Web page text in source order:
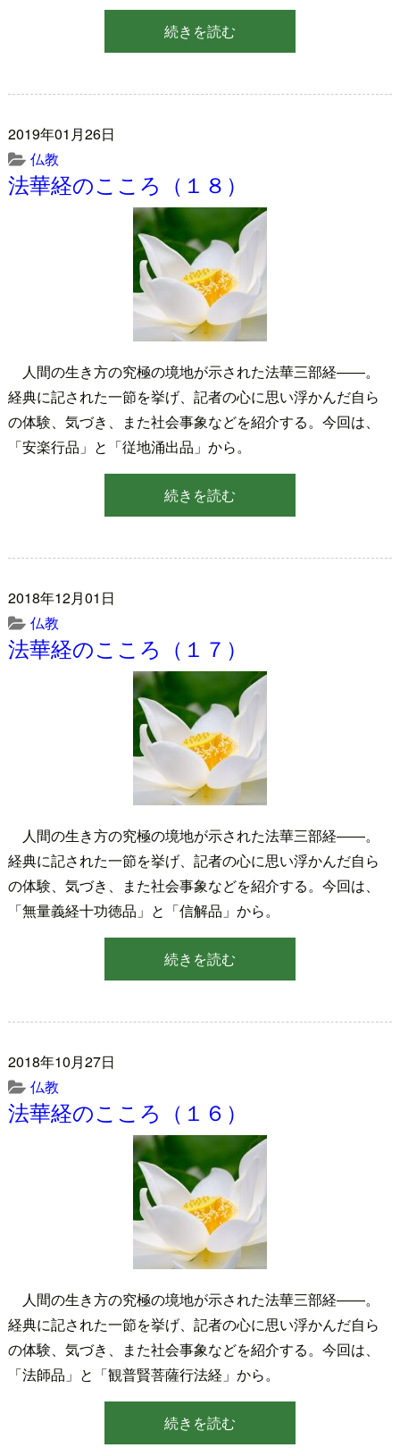
続きを読む
2019年01月26日
仏教
法華経のこころ（１８）
人間の生き方の究極の境地が示された法華三部経――。
経典に記された一節を挙げ、記者の心に思い浮かんだ自ら
の体験、気づき、また社会事象などを紹介する。今回は、
「安楽行品」と「従地涌出品」から。
続きを読む
2018年12月01日
仏教
法華経のこころ（１７）
人間の生き方の究極の境地が示された法華三部経――。
経典に記された一節を挙げ、記者の心に思い浮かんだ自ら
の体験、気づき、また社会事象などを紹介する。今回は、
「無量義経十功徳品」と「信解品」から。
続きを読む
2018年10月27日
仏教
法華経のこころ（１６）
人間の生き方の究極の境地が示された法華三部経――。
経典に記された一節を挙げ、記者の心に思い浮かんだ自ら
の体験、気づき、また社会事象などを紹介する。今回は、
「法師品」と「観普賢菩薩行法経」から。
続きを読む